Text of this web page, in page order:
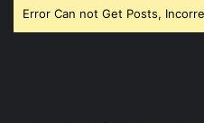
Error Can not Get Posts,